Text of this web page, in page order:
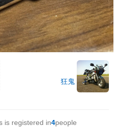
狂鬼
is registered in4people